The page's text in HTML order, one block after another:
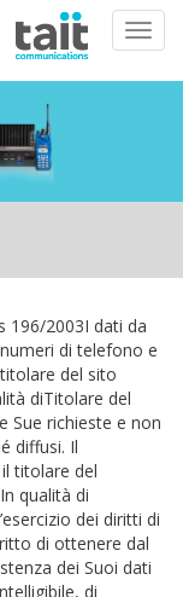
196/2003I dati da
di telefono e
del sito
diTitolare del
Sue richieste e non
diffusi. Il
titolare del
qualità di
dei diritti di
di ottenere dal
dei Suoi dati
di